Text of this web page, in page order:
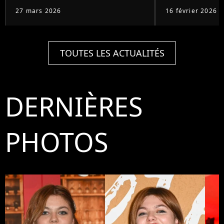
27 mars 2026 16 février 2026
TOUTES LES ACTUALITÉS
DERNIÈRES
PHOTOS